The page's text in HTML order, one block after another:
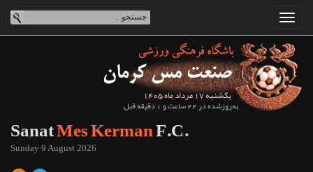
یکشنبه 17 مرداد ماه 1405
به‌روزشده در 22 ساعت و 1 دقیقه قبل
SanatMes KermanF.C.
Sunday 9 August 2026